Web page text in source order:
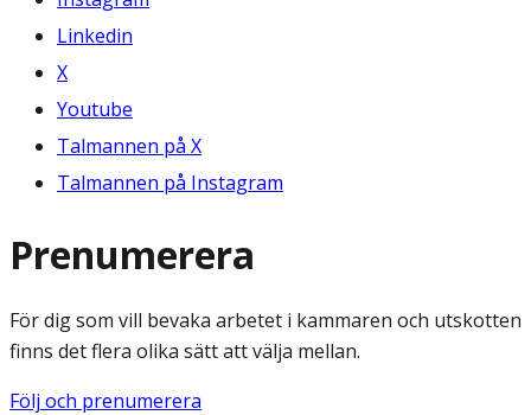
Linkedin
X
Youtube
Talmannen på X
Talmannen på Instagram
Prenumerera
För dig som vill bevaka arbetet i kammaren och utskotten
finns det flera olika sätt att välja mellan.
Följ och prenumerera